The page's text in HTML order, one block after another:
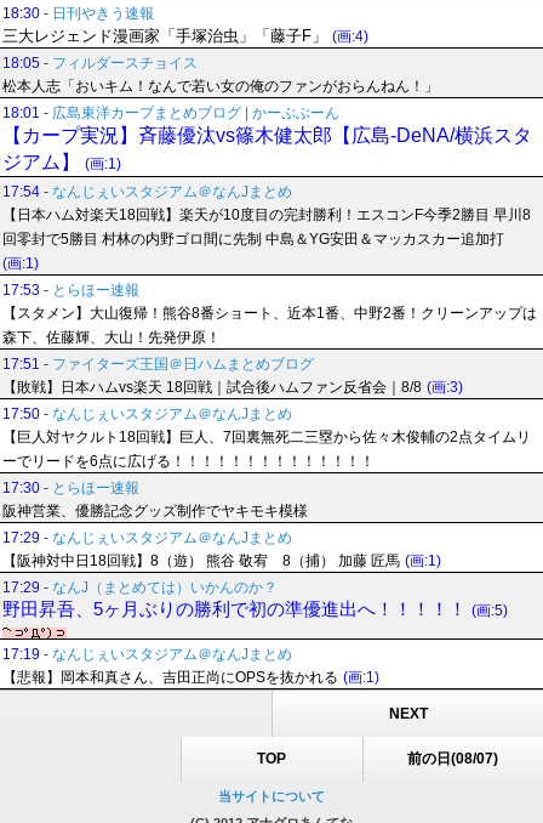
18:30 - 日刊やきう速報
三大レジェンド漫画家「手塚治虫」「藤子F」
(画:4)
18:05 - フィルダースチョイス
松本人志「おいキム！なんで若い女の俺のファンがおらんねん！」
18:01 - 広島東洋カープまとめブログ | かーぷぶーん
【カープ実況】斉藤優汰vs篠木健太郎【広島-DeNA/横浜スタ
ジアム】
(画:1)
17:54 - なんじぇいスタジアム＠なんJまとめ
【日本ハム対楽天18回戦】楽天が10度目の完封勝利！エスコンF今季2勝目 早川8
回零封で5勝目 村林の内野ゴロ間に先制 中島＆YG安田＆マッカスカー追加打
(画:1)
17:53 - とらほー速報
【スタメン】大山復帰！熊谷8番ショート、近本1番、中野2番！クリーンアップは
森下、佐藤輝、大山！先発伊原！
17:51 - ファイターズ王国＠日ハムまとめブログ
【敗戦】日本ハムvs楽天 18回戦｜試合後ハムファン反省会｜8/8 (画:3)
17:50 - なんじぇいスタジアム＠なんJまとめ
【巨人対ヤクルト18回戦】巨人、7回裏無死二三塁から佐々木俊輔の2点タイムリ
ーでリードを6点に広げる！！！！！！！！！！！！！！
17:30 - とらほー速報
阪神営業、優勝記念グッズ制作でヤキモキ模様
17:29 - なんじぇいスタジアム＠なんJまとめ
【阪神対中日18回戦】8（遊） 熊谷 敬宥 8（捕） 加藤 匠馬 (画:1)
17:29 - なんJ（まとめては）いかんのか？
野田昇吾、5ヶ月ぶりの勝利で初の準優進出へ！！！！！ (画:5)
17:19 - なんじぇいスタジアム＠なんJまとめ
【悲報】岡本和真さん、吉田正尚にOPSを抜かれる (画:1)
NEXT
TOP 前の日(08/07)
当サイトについて